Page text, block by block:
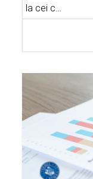
la cei c…